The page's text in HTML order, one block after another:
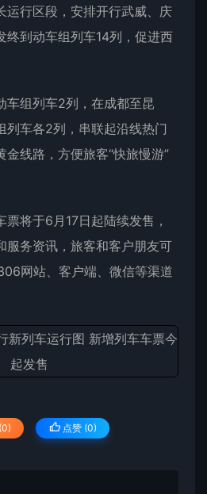
运行区段，安排开行武威、庆
终到动车组列车14列，促进西
车组列车2列，在成都至昆
列车各2列，串联起沿线热门
线路，方便旅客“快旅慢游”
将于6月17日起陆续发售，
服务资讯，旅客和客户朋友可
网站、客户端、微信等渠道
点赞 (0)